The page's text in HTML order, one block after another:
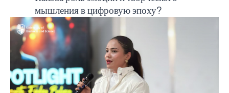
мышления в цифровую эпоху?